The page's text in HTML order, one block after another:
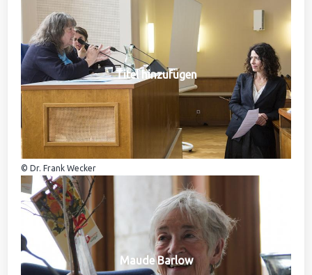
Titel hinzufügen
© Dr. Frank Wecker
Maude Barlow